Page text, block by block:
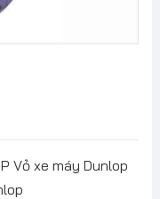
Vỏ xe máy Dunlop